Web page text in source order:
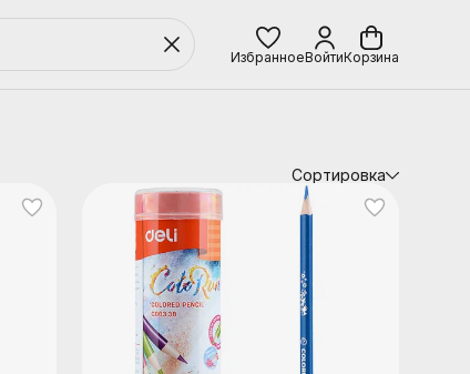
ИзбранноеВойтиКорзина
Сортировка